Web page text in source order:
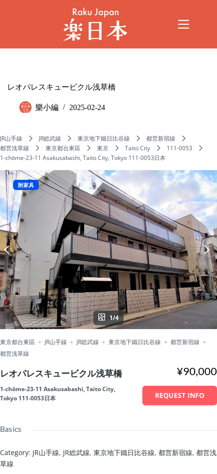
レオパレスキュービクル浅草橋
樂小編 2025-02-24
JR山手線 JR総武線 東京地下鐵日比谷線
都営新宿線
都営浅草線
東京都台東區 東京 Taito City
111-0053
1-chōme-23-11 Asakusabashi, Taito City, Tokyo 111-0053日本
附家具
1/4
東京都台東區 JR山手線 JR総武線 東京地下鐵日比谷線
都営新宿線
都営浅草線
レオパレスキュービクル浅草橋
1-chōme-23-11 Asakusabashi, Taito City,
Tokyo 111-0053日本
¥90,000
REQUEST INFO
Basics
Category: JR山手線, JR総武線, 東京地下鐵日比谷線, 都営新宿線, 都営浅
草線